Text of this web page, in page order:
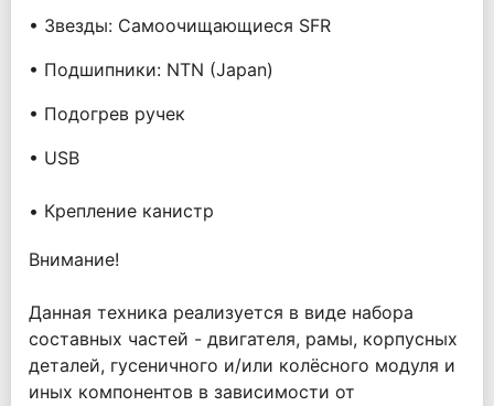
• Звезды: Самоочищающиеся SFR
• Подшипники: NTN (Japan)
• Подогрев ручек
• USB
• Крепление канистр
Внимание!
Данная техника реализуется в виде набора
составных частей - двигателя, рамы, корпусных
деталей, гусеничного и/или колёсного модуля и
иных компонентов в зависимости от